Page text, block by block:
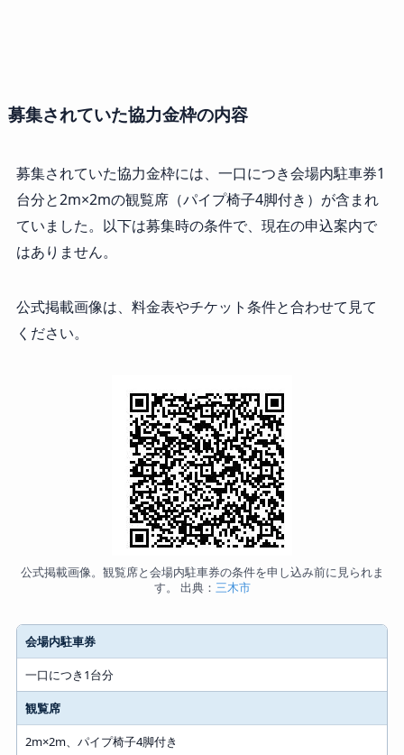
募集されていた協力金枠の内容
募集されていた協力金枠には、一口につき会場内駐車券1
台分と2m×2mの観覧席（パイプ椅子4脚付き）が含まれ
ていました。以下は募集時の条件で、現在の申込案内で
はありません。
公式掲載画像は、料金表やチケット条件と合わせて見て
ください。
公式掲載画像。観覧席と会場内駐車券の条件を申し込み前に見られま
す。 出典： 三木市
会場内駐車券
一口につき1台分
観覧席
2m×2m、パイプ椅子4脚付き